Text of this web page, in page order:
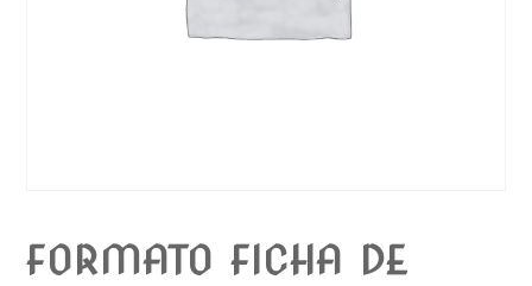
FORMATO FICHA DE